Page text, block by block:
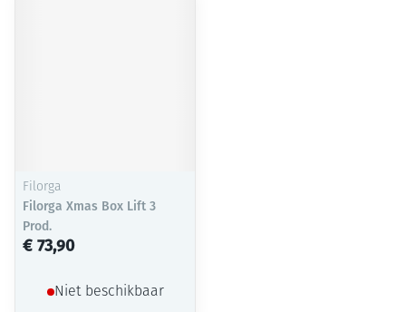
Filorga
Filorga Xmas Box Lift 3
Prod.
€ 73,90
Niet beschikbaar